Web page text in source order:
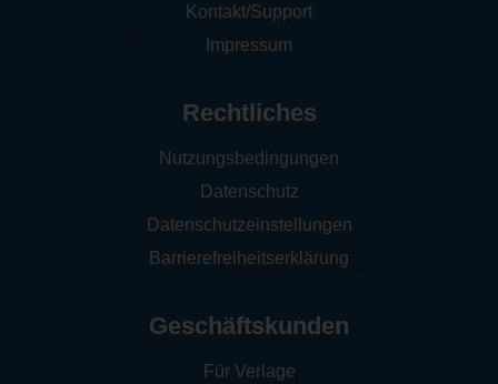
Kontakt/Support
Impressum
Rechtliches
Nutzungsbedingungen
Datenschutz
Datenschutzeinstellungen
Barrierefreiheitserklärung
Geschäftskunden
Für Verlage